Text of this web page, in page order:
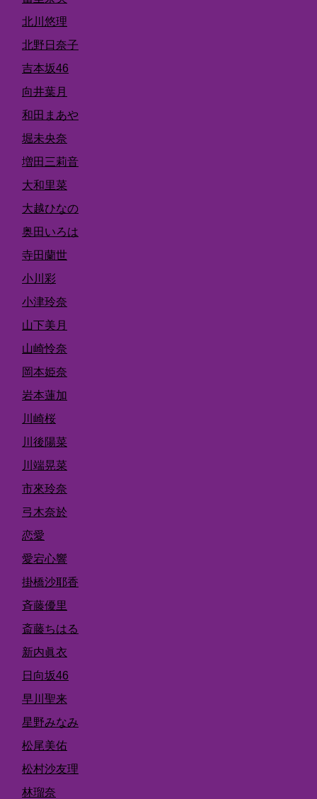
北川悠理
北野日奈子
吉本坂46
向井葉月
和田まあや
堀未央奈
増田三莉音
大和里菜
大越ひなの
奥田いろは
寺田蘭世
小川彩
小津玲奈
山下美月
山崎怜奈
岡本姫奈
岩本蓮加
川崎桜
川後陽菜
川端晃菜
市來玲奈
弓木奈於
恋愛
愛宕心響
掛橋沙耶香
斉藤優里
斎藤ちはる
新内眞衣
日向坂46
早川聖来
星野みなみ
松尾美佑
松村沙友理
林瑠奈